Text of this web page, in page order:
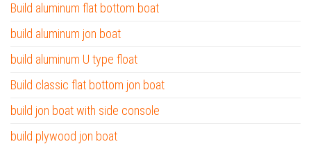
Build aluminum flat bottom boat
build aluminum jon boat
build aluminum U type float
Build classic flat bottom jon boat
build jon boat with side console
build plywood jon boat